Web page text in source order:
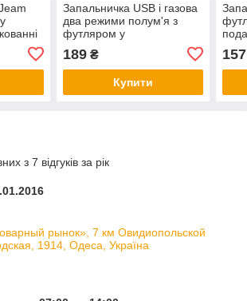
Запальничка USB і газова
два режими полум'я з
футляром у
подарунковому пакованні
US-658
189₴
Купити
з 7 відгуків за рік
рынок», 7 км Овидиопольской
1914, Одеса, Україна